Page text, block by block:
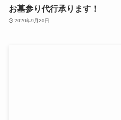
お墓参り代行承ります！
2020年9月20日